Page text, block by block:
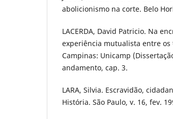
abolicionismo na corte. Belo
LACERDA, David Patricio. Na
experiência mutualista entre os
Campinas: Unicamp
andamento, cap. 3.
LARA, Silvia. Escravidão,
História. São Paulo, v. 16, fev.